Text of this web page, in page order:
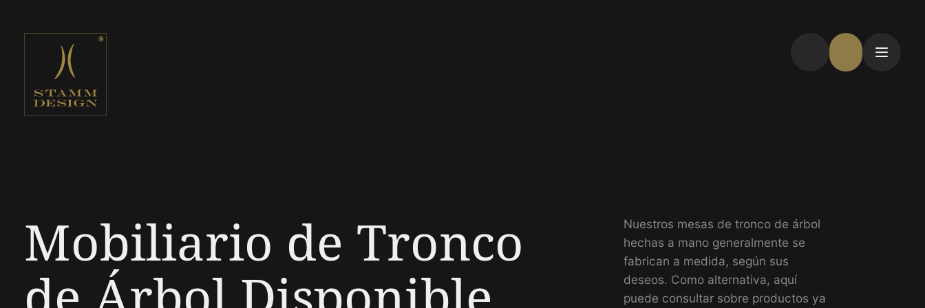
Mobiliario de Tronco
Nuestros mesas de tronco de árbol
hechas a mano generalmente se
fabrican a medida, según sus
deseos. Como alternativa, aquí
puede consultar sobre productos ya